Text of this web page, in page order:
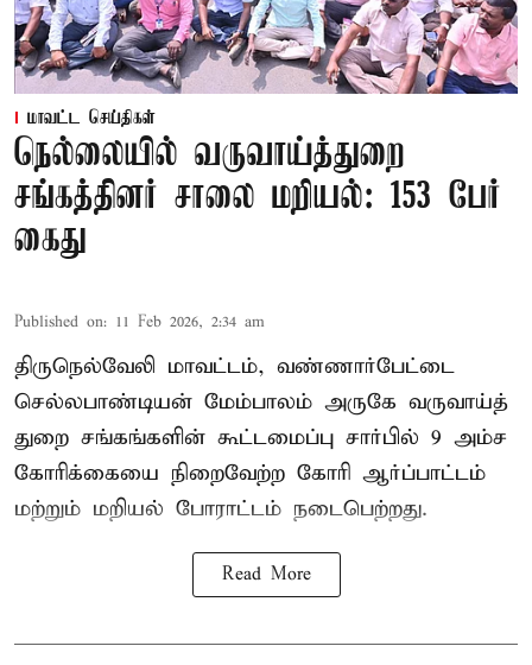
மாவட்ட செய்திகள்
நெல்லையில் வருவாய்த்துறை
சங்கத்தினர் சாலை மறியல்: 153 பேர்
கைது
Published on: 11 Feb 2026, 2:34 am
திருநெல்வேலி மாவட்டம், வண்ணார்பேட்டை
செல்லபாண்டியன் மேம்பாலம் அருகே வருவாய்த்
துறை சங்கங்களின் கூட்டமைப்பு சார்பில் 9 அம்ச
கோரிக்கையை நிறைவேற்ற கோரி ஆர்ப்பாட்டம்
மற்றும் மறியல் போராட்டம் நடைபெற்றது.
Read More